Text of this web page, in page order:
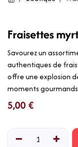
Fraisettes
Savourez un
authentiques de
offre une explosion
moments
5,00 €